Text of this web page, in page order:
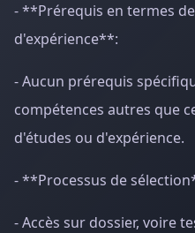
- **Prérequis en termes
d'expérience**:
- Aucun prérequis
compétences autres que
d'études ou d'expérience.
- **Processus de
- Accès sur dossier, voire